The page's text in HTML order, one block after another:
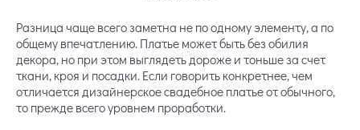
Разница чаще всего заметна не по одному элементу, а по
общему впечатлению. Платье может быть без обилия
декора, но при этом выглядеть дороже и тоньше за счет
ткани, кроя и посадки. Если говорить конкретнее, чем
отличается дизайнерское свадебное платье от обычного,
то прежде всего уровнем проработки.